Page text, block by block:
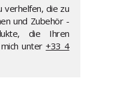
verhelfen, die zu
und Zubehör -
die Ihren
mich unter+33 4